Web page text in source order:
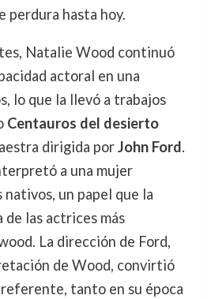
perdura hasta hoy.
Natalie Wood continuó
actoral en una
lo que la llevó a trabajos
Centauros del desierto
dirigida porJohn Ford.
a una mujer
un papel que la
de las actrices más
La dirección de Ford,
de Wood, convirtió
tanto en su época